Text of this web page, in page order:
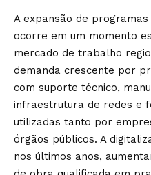
A expansão de
ocorre em um momento
mercado de trabalho
demanda crescente por
com suporte técnico,
infraestrutura de redes e
utilizadas tanto por
órgãos públicos. A
nos últimos anos,